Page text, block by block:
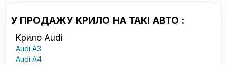
У ПРОДАЖУ КРИЛО НА ТАКІ АВТО :
Крило Audi
Audi A3
Audi A4